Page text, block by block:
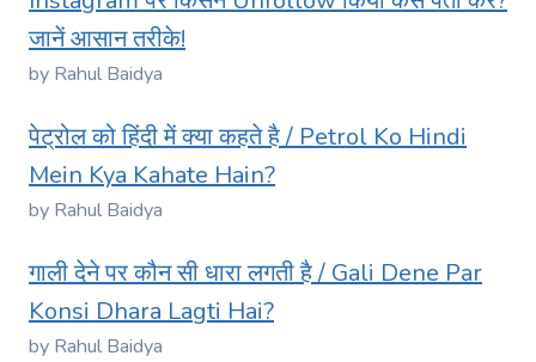
जानें आसान तरीके!
by Rahul Baidya
पेट्रोल को हिंदी में क्या कहते है / Petrol Ko Hindi
Mein Kya Kahate Hain?
by Rahul Baidya
गाली देने पर कौन सी धारा लगती है / Gali Dene Par
Konsi Dhara Lagti Hai?
by Rahul Baidya